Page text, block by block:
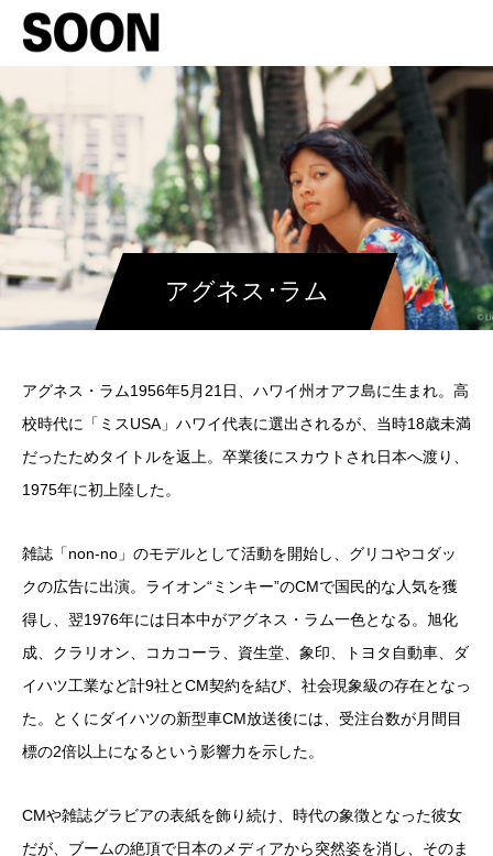
アグネス･ラム
アグネス・ラム1956年5月21日、ハワイ州オアフ島に生まれ。高
校時代に「ミスUSA」ハワイ代表に選出されるが、当時18歳未満
だったためタイトルを返上。卒業後にスカウトされ日本へ渡り、
1975年に初上陸した。
雑誌「non-no」のモデルとして活動を開始し、グリコやコダッ
クの広告に出演。ライオン“ミンキー”のCMで国民的な人気を獲
得し、翌1976年には日本中がアグネス・ラム一色となる。旭化
成、クラリオン、コカコーラ、資生堂、象印、トヨタ自動車、ダ
イハツ工業など計9社とCM契約を結び、社会現象級の存在となっ
た。とくにダイハツの新型車CM放送後には、受注台数が月間目
標の2倍以上になるという影響力を示した。
CMや雑誌グラビアの表紙を飾り続け、時代の象徴となった彼女
だが、ブームの絶頂で日本のメディアから突然姿を消し、そのま